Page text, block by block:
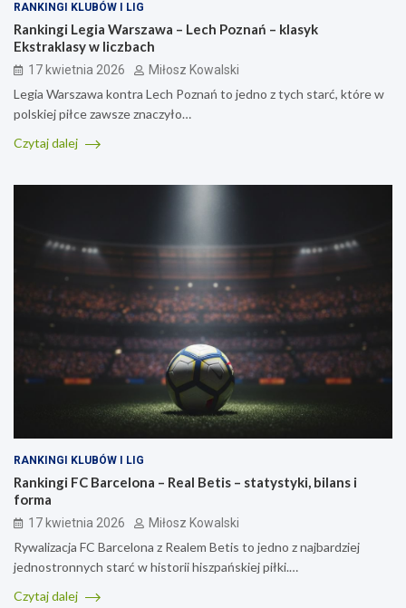
RANKINGI KLUBÓW I LIG
Rankingi Legia Warszawa – Lech Poznań – klasyk
Ekstraklasy w liczbach
17 kwietnia 2026 Miłosz Kowalski
Legia Warszawa kontra Lech Poznań to jedno z tych starć, które w
polskiej piłce zawsze znaczyło…
Czytaj dalej
RANKINGI KLUBÓW I LIG
Rankingi FC Barcelona – Real Betis – statystyki, bilans i
forma
17 kwietnia 2026 Miłosz Kowalski
Rywalizacja FC Barcelona z Realem Betis to jedno z najbardziej
jednostronnych starć w historii hiszpańskiej piłki.…
Czytaj dalej